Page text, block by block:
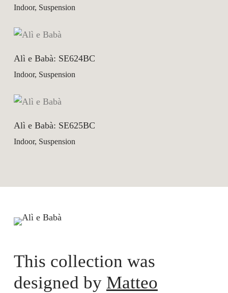
Indoor, Suspension
Alì e Babà: SE624BC
Indoor, Suspension
Alì e Babà: SE625BC
Indoor, Suspension
This collection was
designed by Matteo